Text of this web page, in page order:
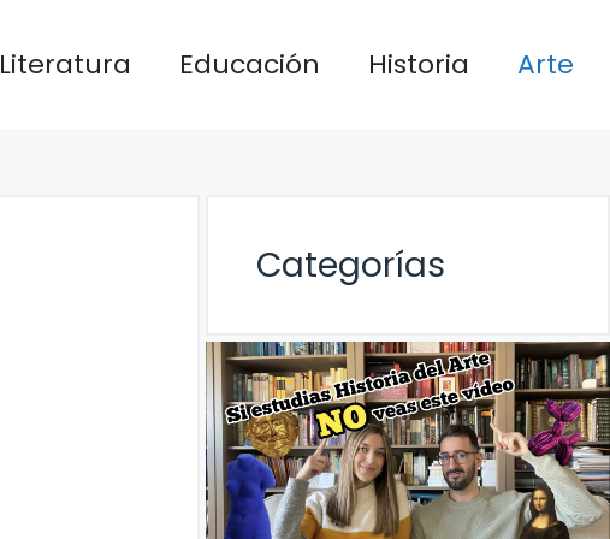
Literatura Educación Historia Arte
Categorías